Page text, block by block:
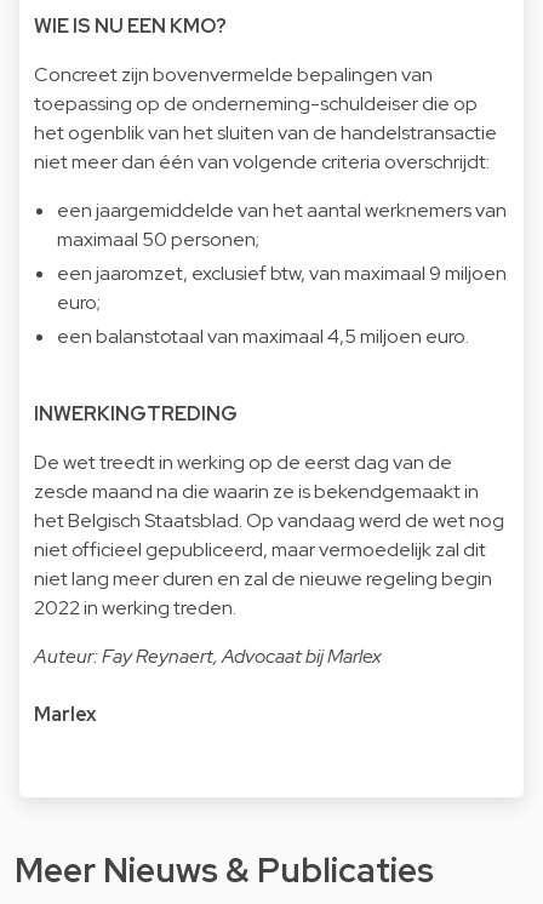
WIE IS NU EEN KMO?
Concreet zijn bovenvermelde bepalingen van
toepassing op de onderneming-schuldeiser die op
het ogenblik van het sluiten van de handelstransactie
niet meer dan één van volgende criteria overschrijdt:
een jaargemiddelde van het aantal werknemers van
maximaal 50 personen;
een jaaromzet, exclusief btw, van maximaal 9 miljoen
euro;
een balanstotaal van maximaal 4,5 miljoen euro.
INWERKINGTREDING
De wet treedt in werking op de eerst dag van de
zesde maand na die waarin ze is bekendgemaakt in
het Belgisch Staatsblad. Op vandaag werd de wet nog
niet officieel gepubliceerd, maar vermoedelijk zal dit
niet lang meer duren en zal de nieuwe regeling begin
2022 in werking treden.
Auteur: Fay Reynaert, Advocaat bij Marlex
Marlex
Meer Nieuws & Publicaties